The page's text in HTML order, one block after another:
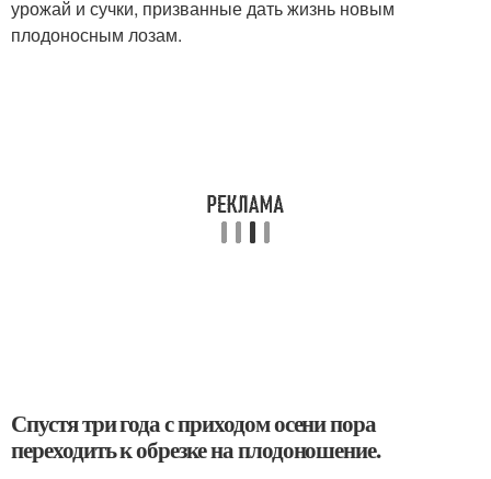
урожай и сучки, призванные дать жизнь новым
плодоносным лозам.
Спустя три года с приходом осени пора
переходить к обрезке на плодоношение.